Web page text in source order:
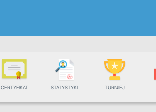
CERTYFIKAT STATYSTYKI TURNIEJ